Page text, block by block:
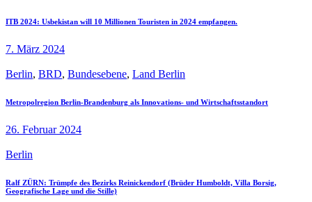
ITB 2024: Usbekistan will 10 Millionen Touristen in 2024 empfangen.
7. März 2024
Berlin, BRD, Bundesebene, Land Berlin
Metropolregion Berlin-Brandenburg als Innovations- und Wirtschaftsstandort
26. Februar 2024
Berlin
Ralf ZÜRN: Trümpfe des Bezirks Reinickendorf (Brüder Humboldt, Villa Borsig,
Geografische Lage und die Stille)